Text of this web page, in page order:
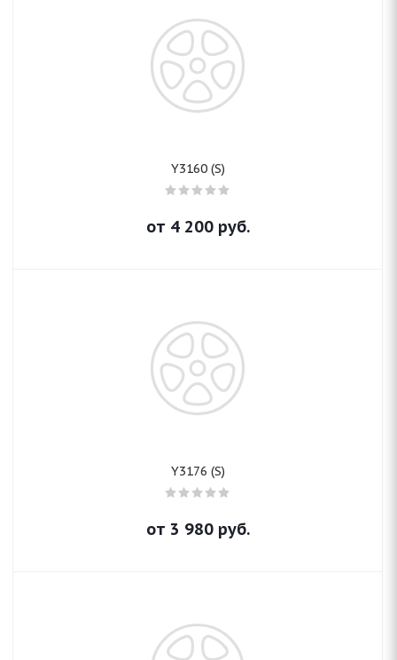
Y3160 (S)
от 4 200руб.
Y3176 (S)
от 3 980руб.